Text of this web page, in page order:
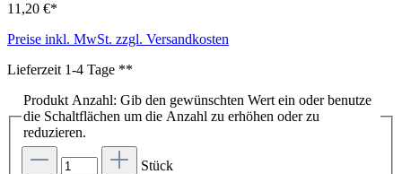
11,20 €*
Preise inkl. MwSt. zzgl. Versandkosten
Lieferzeit 1-4 Tage **
Produkt Anzahl: Gib den gewünschten Wert ein oder benutze
die Schaltflächen um die Anzahl zu erhöhen oder zu
reduzieren.
Stück